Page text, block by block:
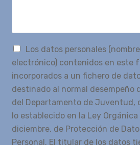
Los datos personales
electrónico) contenidos en este
incorporados a un fichero de
destinado al normal desempeño
del Departamento de Juventud,
lo establecido en la Ley Orgánica
diciembre, de Protección de
Personal. El titular de los datos